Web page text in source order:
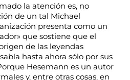
la atención es, no
de un tal Michael
presenta como un
que sostiene que el
de las leyendas
hasta ahora sólo por sus
Hesemann es un autor
y, entre otras cosas, en